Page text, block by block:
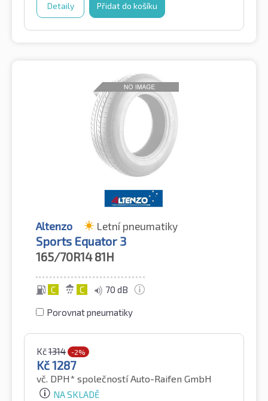
Detaily Přidat do košíku
Altenzo Letní pneumatiky
Sports Equator 3
165/70R14 81H
C C 70 dB
Porovnat pneumatiky
Kč1314 -2%
Kč1287
vč. DPH* společností Auto-Raifen GmbH
NA SKLADĚ